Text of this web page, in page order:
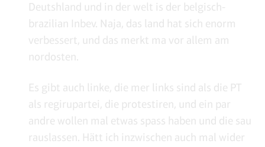
Deutshland und in der welt is der belgisch-
brazilian Inbev. Naja, das land hat sich enorm
verbessert, und das merkt ma vor allem am
nordosten.
Es gibt auch linke, die mer links sind als die PT
als regirupartei, die protestiren, und ein par
andre wollen mal etwas spass haben und die sau
rauslassen. Hätt ich inzwischen auch mal wider